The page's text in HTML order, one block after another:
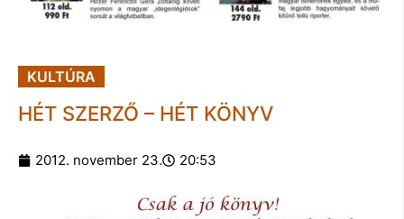
KULTÚRA
HÉT SZERZŐ – HÉT KÖNYV
2012. november 23. 20:53